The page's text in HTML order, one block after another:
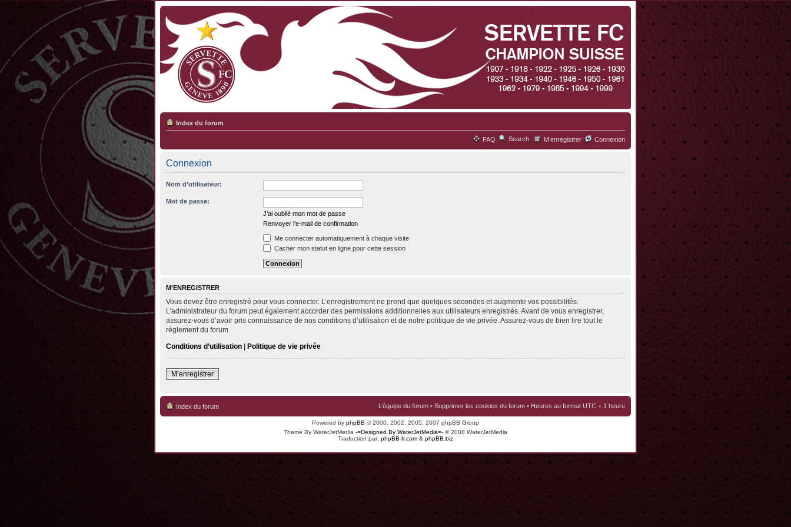
Index du forum
FAQ Search M’enregistrer Connexion
Connexion
Nom d’utilisateur:
Mot de passe:
J’ai oublié mon mot de passe
Renvoyer l’e-mail de confirmation
Me connecter automatiquement à chaque visite
Cacher mon statut en ligne pour cette session
M’ENREGISTRER
Vous devez être enregistré pour vous connecter. L’enregistrement ne prend que quelques secondes et augmente vos possibilités.
L’administrateur du forum peut également accorder des permissions additionnelles aux utilisateurs enregistrés. Avant de vous enregistrer,
assurez-vous d’avoir pris connaissance de nos conditions d’utilisation et de notre politique de vie privée. Assurez-vous de bien lire tout le
règlement du forum.
Conditions d’utilisation | Politique de vie privée
M’enregistrer
Index du forum L’équipe du forum • Supprimer les cookies du forum • Heures au format UTC + 1 heure
Powered by phpBB © 2000, 2002, 2005, 2007 phpBB Group
Theme By WaterJetMedia -=Designed By WaterJetMedia=- © 2008 WaterJetMedia
Traduction par: phpBB-fr.com & phpBB.biz